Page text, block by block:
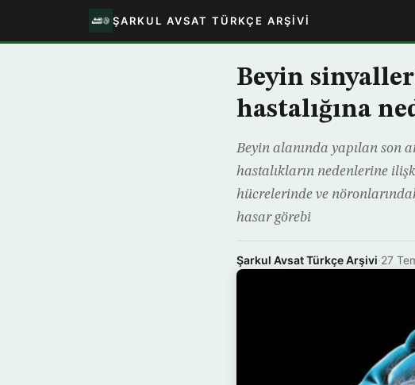
ŞARKUL AVSAT TÜRKÇE ARŞIVI
Beyin
hastalığına
Beyin alanında yapılan son
hastalıkların nedenlerine
hücrelerinde ve
hasar görebi
Şarkul Avsat Türkçe Arşivi·27